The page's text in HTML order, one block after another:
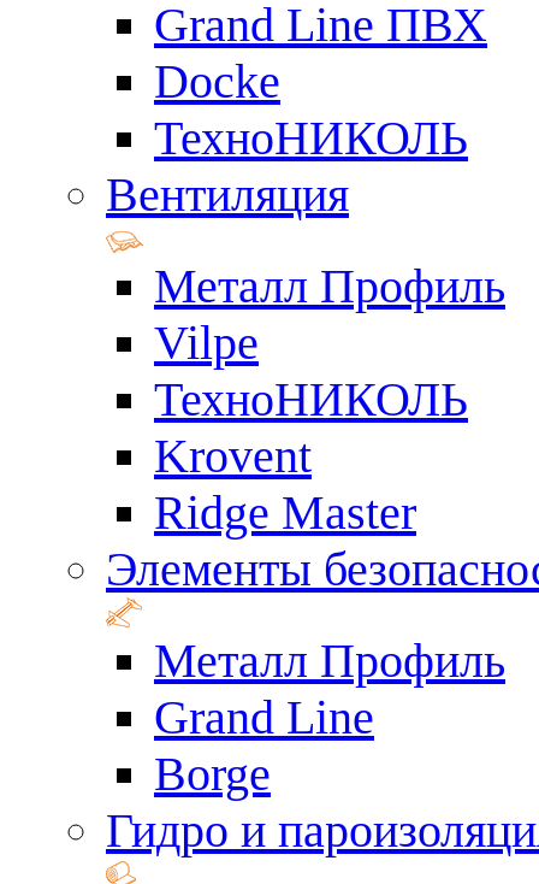
Grand Line ПВХ
Docke
ТехноНИКОЛЬ
Вентиляция
Металл Профиль
Vilpe
ТехноНИКОЛЬ
Krovent
Ridge Master
Элементы
Металл Профиль
Grand Line
Borge
Гидро и